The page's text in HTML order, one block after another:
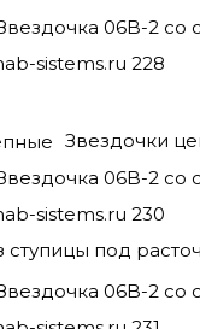
Звездочки
ступицы под